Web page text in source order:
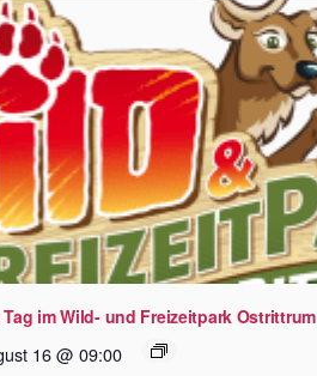
Tag im Wild- und Freizeitpark Ostrittrum
16 @ 09:00